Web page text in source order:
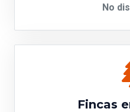
No
Fincas